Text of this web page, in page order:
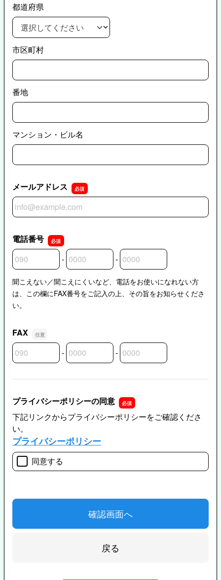
都道府県
市区町村
番地
マンション・ビル名
メールアドレス
メールアドレス
電話番号
電話番号の市外局番
-
電話番号の市内局番 -
電話番号の加入者番号
聞こえない／聞こえにくいなど、電話をお使いになれない方
は、この欄にFAX番号をご記入の上、その旨をお知らせくださ
い。
FAX
FAXの市外局番
-
FAXの市内局番 -
FAXの加入者番号
プライバシーポリシーの同意
下記リンクからプライバシーポリシーをご確認くださ
い。
プライバシーポリシー
同意する